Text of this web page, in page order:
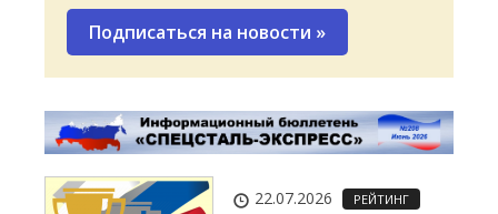
Подписаться на новости »
22.07.2026 РЕЙТИНГ